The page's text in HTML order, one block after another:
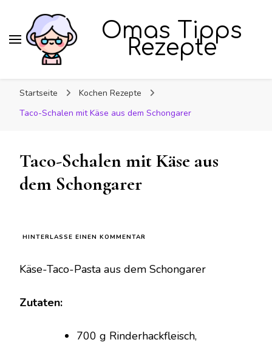
Omas Tipps
Rezepte
Startseite
Kochen Rezepte
Taco-Schalen mit Käse aus dem Schongarer
Taco-Schalen mit Käse aus
dem Schongarer
HINTERLASSE EINEN KOMMENTAR
MIT
Käse-Taco-Pasta aus dem Schongarer
Zutaten:
700 g Rinderhackfleisch,